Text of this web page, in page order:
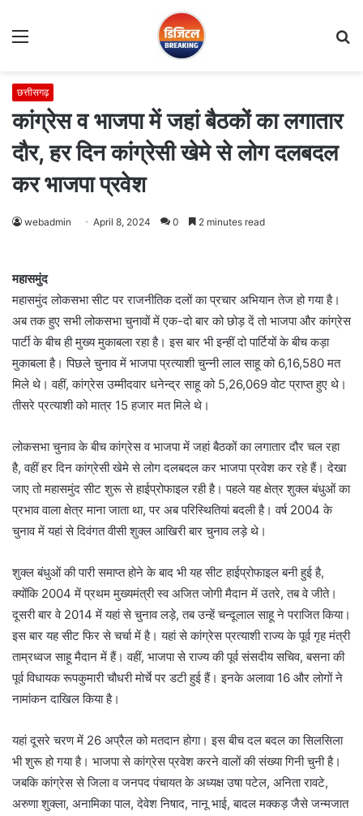
Menu
छत्तीसगढ़
कांग्रेस व भाजपा में जहां बैठकों का लगातार
दौर, हर दिन कांग्रेसी खेमे से लोग दलबदल
कर भाजपा प्रवेश
webadmin April 8, 2024 0 2 minutes read
महासमुंद
महासमुंद लोकसभा सीट पर राजनीतिक दलों का प्रचार अभियान तेज हो गया है।
अब तक हुए सभी लोकसभा चुनावों में एक-दो बार को छोड़ दें तो भाजपा और कांग्रेस
पार्टी के बीच ही मुख्य मुकाबला रहा है। इस बार भी इन्हीं दो पार्टियों के बीच कड़ा
मुकाबला है। पिछले चुनाव में भाजपा प्रत्याशी चुन्नी लाल साहू को 6,16,580 मत
मिले थे। वहीं, कांग्रेस उम्मीदवार धनेन्द्र साहू को 5,26,069 वोट प्राप्त हुए थे।
तीसरे प्रत्याशी को मात्र 15 हजार मत मिले थे।
लोकसभा चुनाव के बीच कांग्रेस व भाजपा में जहां बैठकों का लगातार दौर चल रहा
है, वहीं हर दिन कांग्रेसी खेमे से लोग दलबदल कर भाजपा प्रवेश कर रहे हैं। देखा
जाए तो महासमुंद सीट शुरू से हाईप्रोफाइल रही है। पहले यह क्षेत्र शुक्ल बंधुओं का
प्रभाव वाला क्षेत्र माना जाता था, पर अब परिस्थितियां बदली है। वर्ष 2004 के
चुनाव में यहां से दिवंगत वीसी शुक्ल आखिरी बार चुनाव लड़े थे।
शुक्ल बंधुओं की पारी समाप्त होने के बाद भी यह सीट हाईप्रोफाइल बनी हुई है,
क्योंकि 2004 में प्रथम मुख्यमंत्री स्व अजित जोगी मैदान में उतरे, तब वे जीते।
दूसरी बार वे 2014 में यहां से चुनाव लड़े, तब उन्हें चन्दूलाल साहू ने पराजित किया।
इस बार यह सीट फिर से चर्चा में है। यहां से कांग्रेस प्रत्याशी राज्य के पूर्व गृह मंत्री
ताम्रध्वज साहू मैदान में हैं। वहीं, भाजपा से राज्य की पूर्व संसदीय सचिव, बसना की
पूर्व विधायक रूपकुमारी चौधरी मोर्चे पर डटी हुई हैं। इनके अलावा 16 और लोगों ने
नामांकन दाखिल किया है।
यहां दूसरे चरण में 26 अप्रैल को मतदान होगा। इस बीच दल बदल का सिलसिला
भी शुरू हो गया है। भाजपा से कांग्रेस प्रवेश करने वालों की संख्या गिनी चुनी है।
जबकि कांग्रेस से जिला व जनपद पंचायत के अध्यक्ष उषा पटेल, अनिता रावटे,
अरुणा शुक्ला, अनामिका पाल, देवेश निषाद, नानू भाई, बादल मक्कड़ जैसे जन्मजात